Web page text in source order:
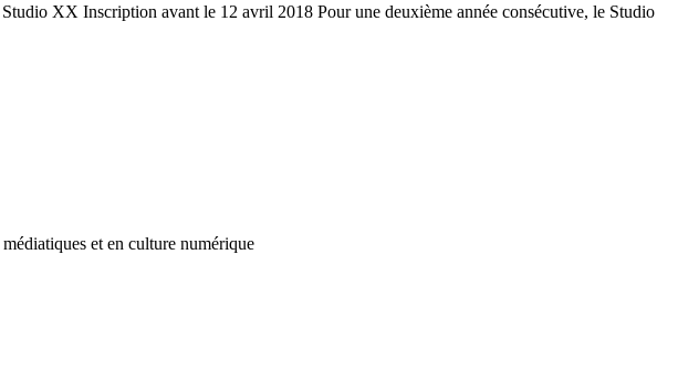
XX Inscription avant le 12 avril 2018 Pour une deuxième année consécutive, le Studio
et en culture numérique